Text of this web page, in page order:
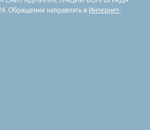
Обращения направлять в Интернет-